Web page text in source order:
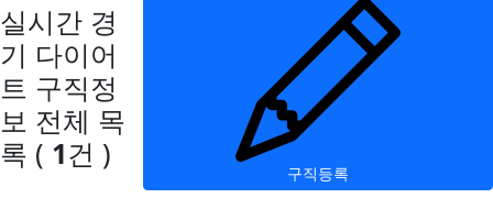
실시간 경
기 다이어
트 구직정
보 전체 목
록 ( 1건 )
구직등록